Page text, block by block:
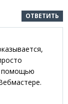
ОТВЕТИТЬ
помощью